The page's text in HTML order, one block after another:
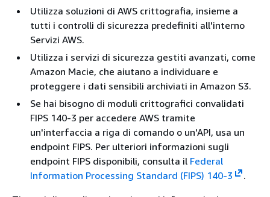
Utilizza soluzioni di AWS crittografia, insieme a
tutti i controlli di sicurezza predefiniti all'interno
Servizi AWS.
Utilizza i servizi di sicurezza gestiti avanzati, come
Amazon Macie, che aiutano a individuare e
proteggere i dati sensibili archiviati in Amazon S3.
Se hai bisogno di moduli crittografici convalidati
FIPS 140-3 per accedere AWS tramite
un'interfaccia a riga di comando o un'API, usa un
endpoint FIPS. Per ulteriori informazioni sugli
endpoint FIPS disponibili, consulta il Federal
Information Processing Standard (FIPS) 140-3
.